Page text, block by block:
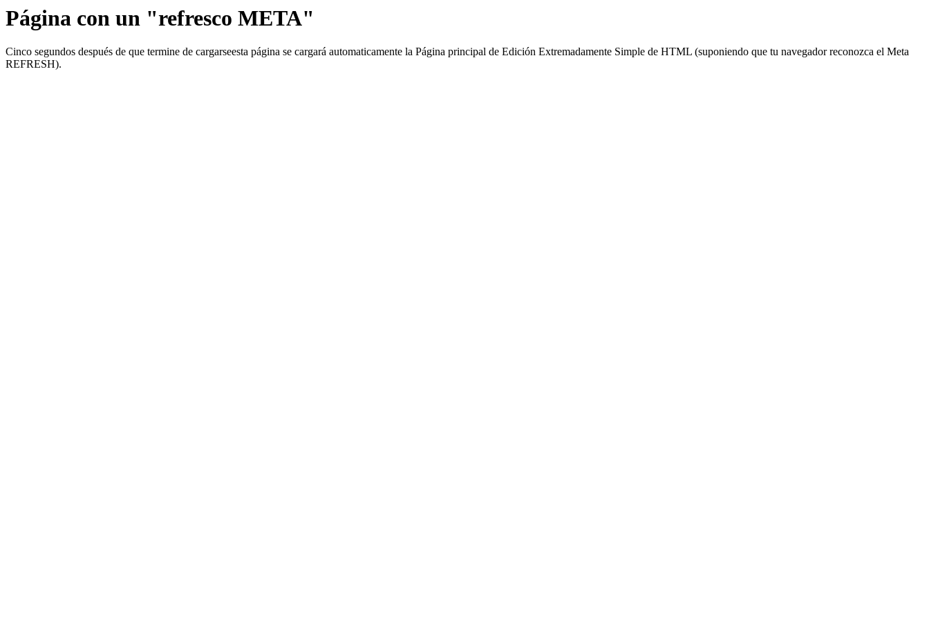
Página con un "refresco META"
Cinco segundos después de que termine de cargarseesta página se cargará automaticamente la Página principal de Edición Extremadamente Simple de HTML (suponiendo que tu navegador reconozca el Meta
REFRESH).